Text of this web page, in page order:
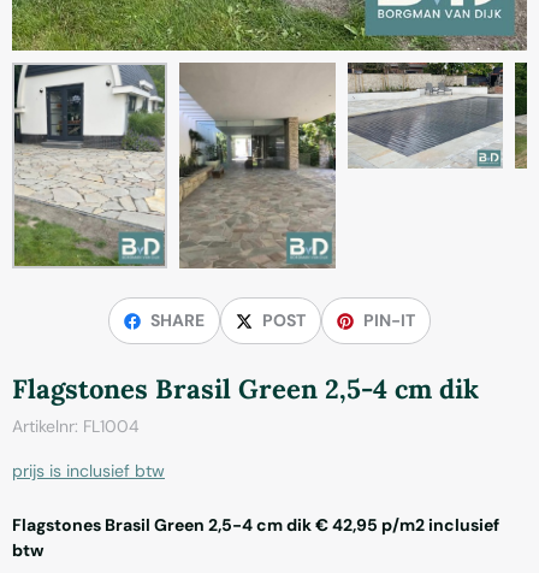
SHARE POST PIN-IT
Flagstones Brasil Green 2,5-4 cm dik
Artikelnr: FL1004
prijs is inclusief btw
Flagstones Brasil Green 2,5-4 cm dik € 42,95 p/m2 inclusief
btw